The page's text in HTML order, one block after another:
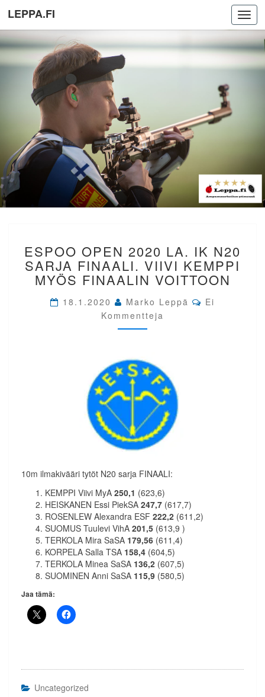
LEPPA.FI
OPEN
2020
LA.
IK
N20
SARJA
FINAALI.
VIIVI
MYÖS
FINAALIN
VOITTOON
ESPOO OPEN 2020 LA. IK N20
SARJA FINAALI. VIIVI KEMPPI
MYÖS FINAALIN VOITTOON
18.1.2020 Marko Leppä Comments
Ei
Kommentteja
10m ilmakivääri tytöt N20 sarja FINAALI:
KEMPPI Viivi MyA 250,1 (623,6)
HEISKANEN Essi PiekSA 247,7 (617,7)
ROSENLEW Alexandra ESF 222,2 (611,2)
SUOMUS Tuulevi VihA 201,5 (613,9 )
TERKOLA Mira SaSA 179,56 (611,4)
KORPELA Salla TSA 158,4 (604,5)
TERKOLA Minea SaSA 136,2 (607,5)
SUOMINEN Anni SaSA 115,9 (580,5)
Jaa tämä:
Uncategorized